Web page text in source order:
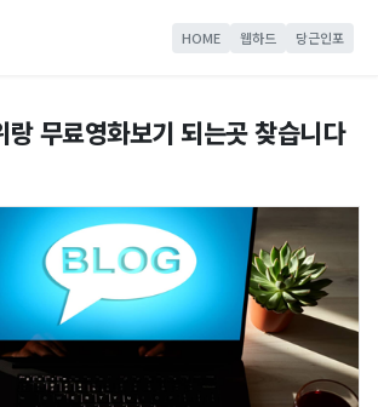
HOME 웹하드 당근인포
랑 무료영화보기 되는곳 찾습니다